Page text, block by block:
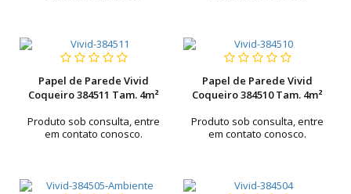
Papel de Parede Vivid
Coqueiro 384511 Tam. 4m²
Produto sob consulta, entre
em contato conosco.
Papel de Parede Vivid
Coqueiro 384510 Tam. 4m²
Produto sob consulta, entre
em contato conosco.